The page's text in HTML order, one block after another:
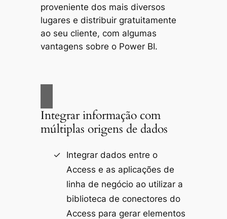
proveniente dos mais diversos
lugares e distribuir gratuitamente
ao seu cliente, com algumas
vantagens sobre o Power BI.
Integrar informação com
múltiplas origens de dados
Integrar dados entre o
Access e as aplicações de
linha de negócio ao utilizar a
biblioteca de conectores do
Access para gerar elementos